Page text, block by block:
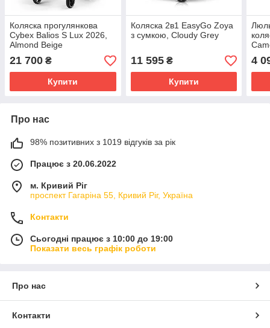
Коляска прогулянкова
Cybex Balios S Lux 2026,
Almond Beige
21 700 ₴
Купити
Коляска 2в1 EasyGo Zoya
з сумкою, Cloudy Grey
11 595₴
Купити
4
Про нас
98% позитивних з 1019 відгуків за рік
Працює з 20.06.2022
м. Кривий Ріг
проспект Гагаріна 55, Кривий Ріг, Україна
Контакти
Сьогодні працює з 10:00 до 19:00
Показати весь графік роботи
Про нас
Контакти